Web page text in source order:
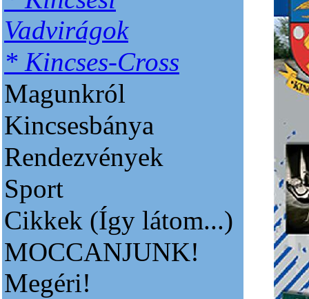
Vadvirágok
* Kincses-Cross
Magunkról
Kincsesbánya
Rendezvények
Sport
Cikkek (Így látom...)
MOCCANJUNK!
Megéri!